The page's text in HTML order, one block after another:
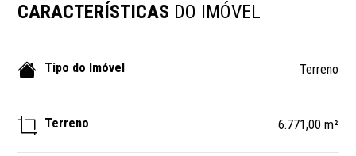
CARACTERÍSTICAS DO IMÓVEL
Tipo do Imóvel Terreno
Terreno 6.771,00 m²